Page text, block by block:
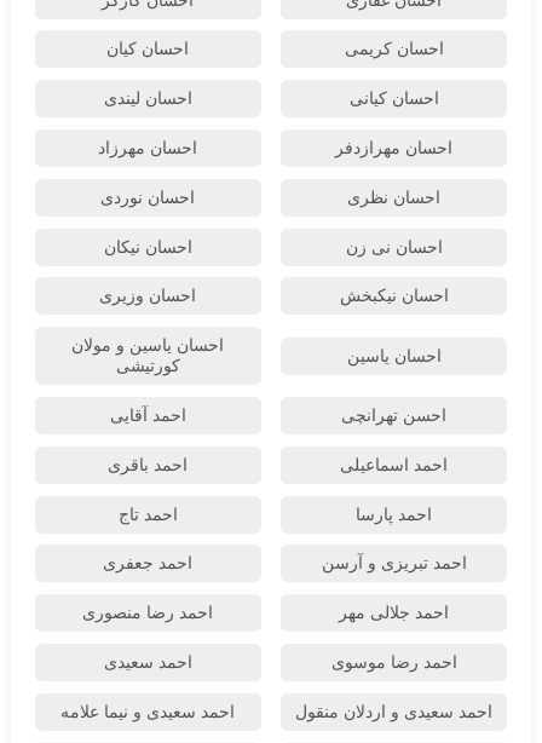
احسان کریمی احسان کیان
احسان کیانی احسان لیندی
احسان مهرازدفر احسان مهرزاد
احسان نظری احسان نوردی
احسان نی زن احسان نیکان
احسان نیکبخش احسان وزیری
احسان یاسین
احسان یاسین و مولان
کورتیشی
احسن تهرانچی احمد آقایی
احمد اسماعیلی احمد باقری
احمد پارسا احمد تاج
احمد تبریزی و آرسن احمد جعفری
احمد جلالی مهر احمد رضا منصوری
احمد رضا موسوی احمد سعیدی
احمد سعیدی و اردلان منقول احمد سعیدی و نیما علامه